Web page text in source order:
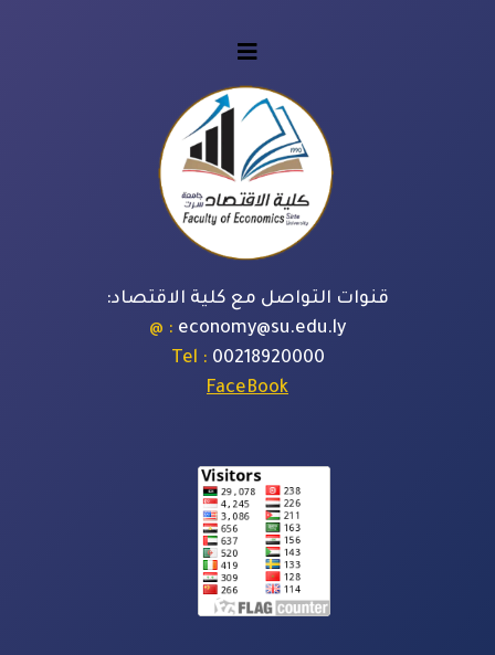
قنوات التواصل مع كلية الاقتصاد:
economy@su.edu.ly
: @
00218920000
: Tel
FaceBook